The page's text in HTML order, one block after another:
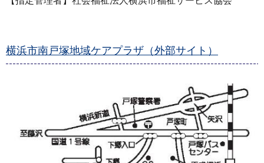
横浜市南戸塚地域ケアプラザ（外部サイト）